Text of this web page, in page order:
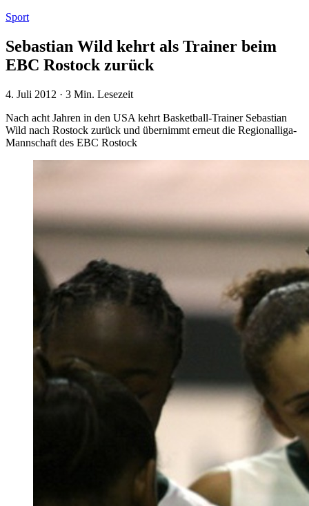
Sport
Sebastian Wild kehrt als Trainer beim
EBC Rostock zurück
4. Juli 2012 · 3 Min. Lesezeit
Nach acht Jahren in den USA kehrt Basketball-Trainer Sebastian
Wild nach Rostock zurück und übernimmt erneut die Regionalliga-
Mannschaft des EBC Rostock